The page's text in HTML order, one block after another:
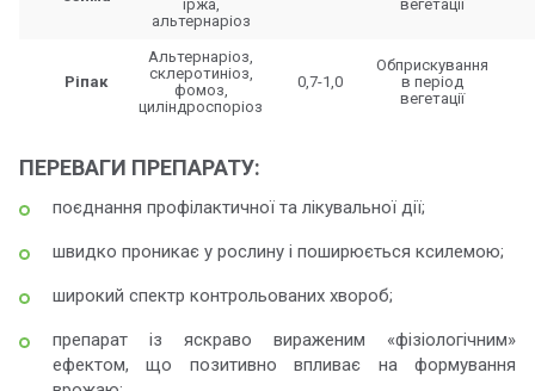
іржа,
альтернаріоз
вегетації
Ріпак
Альтернаріоз,
склеротиніоз,
фомоз,
циліндроспоріоз
0,7-1,0
Обприскування
в період
вегетації
ПЕРЕВАГИ ПРЕПАРАТУ:
поєднання профілактичної та лікувальної дії;
швидко проникає у рослину і поширюється ксилемою;
широкий спектр контрольованих хвороб;
препарат із яскраво вираженим «фізіологічним»
ефектом, що позитивно впливає на формування